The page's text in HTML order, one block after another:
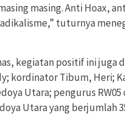
masing. Anti Hoax,
tuturnya
kegiatan positif ini juga
kordinator Tibum, Heri;
Utara; pengurus
Utara yang berjumlah